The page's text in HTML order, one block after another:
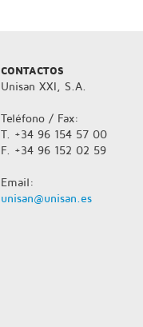
CONTACTOS
Unisan XXI, S.A.
Teléfono / Fax:
T. +34 96 154 57 00
F. +34 96 152 02 59
Email:
unisan@unisan.es